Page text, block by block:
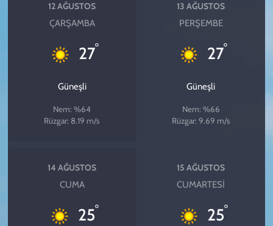
12 AĞUSTOS
ÇARŞAMBA
27°
Güneşli
Nem: %64
Rüzgar: 8.19 m/s
13 AĞUSTOS
PERŞEMBE
27°
Güneşli
Nem: %66
Rüzgar: 9.69 m/s
14 AĞUSTOS
CUMA
25°
15 AĞUSTOS
CUMARTESI
25°